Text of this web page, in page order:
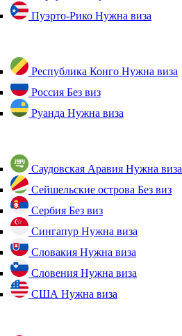
Пуэрто-Рико Нужна виза
Республика Конго Нужна виза
Россия Без виз
Руанда Нужна виза
Саудовская Аравия Нужна виза
Сейшельские острова Без виз
Сербия Без виз
Сингапур Нужна виза
Словакия Нужна виза
Словения Нужна виза
США Нужна виза